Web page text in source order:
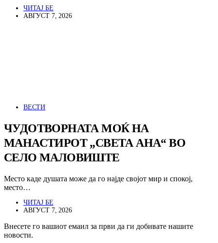
ЧИТАЈ БЕ
АВГУСТ 7, 2026
ВЕСТИ
ЧУДОТВОРНАТА МОЌ НА
МАНАСТИРОТ „СВЕТА АНА“ ВО
СЕЛО МАЛОВИШТЕ
Место каде душата може да го најде својот мир и спокој,
место…
ЧИТАЈ БЕ
АВГУСТ 7, 2026
Внесете го вашиот емаил за први да ги добивате нашите
новости.